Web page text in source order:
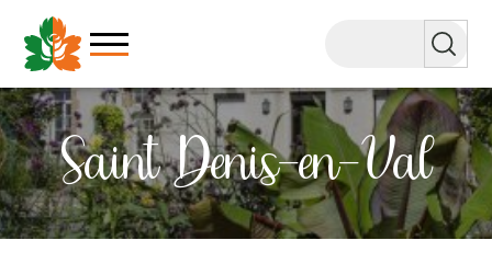
contenu
Saint Denis-en-Val